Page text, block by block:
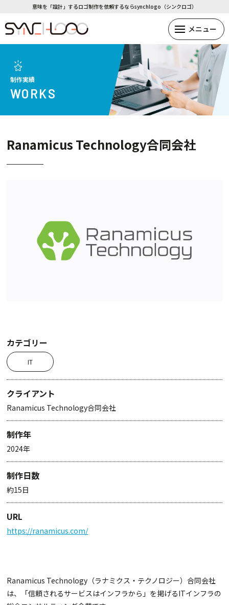
意味を「設計」するロゴ制作を依頼するならsynchlogo（シンクロゴ）
制作実績
WORKS
Ranamicus Technology合同会社
カテゴリー
IT
クライアント
Ranamicus Technology合同会社
制作年
2024年
制作日数
約15日
URL
https://ranamicus.com/
Ranamicus Technology（ラナミクス・テクノロジー）合同会社
は、「信頼されるサービスはインフラから」を掲げるITインフラの